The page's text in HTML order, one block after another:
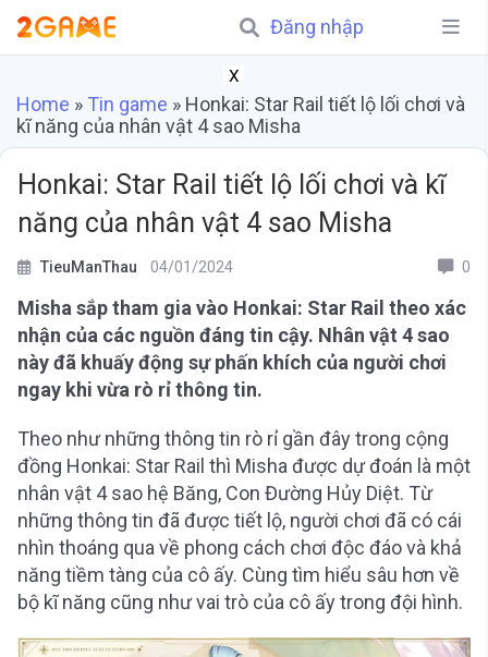
Đăng nhập
X
Home » Tin game » Honkai: Star Rail tiết lộ lối chơi và
kĩ năng của nhân vật 4 sao Misha
Honkai: Star Rail tiết lộ lối chơi và kĩ
năng của nhân vật 4 sao Misha
TieuManThau 04/01/2024 0
Misha sắp tham gia vào Honkai: Star Rail theo xác
nhận của các nguồn đáng tin cậy. Nhân vật 4 sao
này đã khuấy động sự phấn khích của người chơi
ngay khi vừa rò rỉ thông tin.
Theo như những thông tin rò rỉ gần đây trong cộng
đồng Honkai: Star Rail thì Misha được dự đoán là một
nhân vật 4 sao hệ Băng, Con Đường Hủy Diệt. Từ
những thông tin đã được tiết lộ, người chơi đã có cái
nhìn thoáng qua về phong cách chơi độc đáo và khả
năng tiềm tàng của cô ấy. Cùng tìm hiểu sâu hơn về
bộ kĩ năng cũng như vai trò của cô ấy trong đội hình.